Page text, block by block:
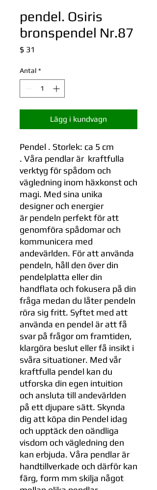
pendel. Osiris
bronspendel Nr.87
$ 31
Antal *
Lägg i kundvagn
Pendel . Storlek: ca 5 cm
. Våra pendlar är kraftfulla
verktyg för spådom och
vägledning inom häxkonst och
magi. Med sina unika
designer och energier
är pendeln perfekt för att
genomföra spådomar och
kommunicera med
andevärlden. För att använda
pendeln, håll den över din
pendelplatta eller din
handflata och fokusera på din
fråga medan du låter pendeln
röra sig fritt. Syftet med att
använda en pendel är att få
svar på frågor om framtiden,
klargöra beslut eller få insikt i
svåra situationer. Med vår
kraftfulla pendel kan du
utforska din egen intuition
och ansluta till andevärlden
på ett djupare sätt. Skynda
dig att köpa din Pendel idag
och upptäck den oändliga
visdom och vägledning den
kan erbjuda. Våra pendlar är
handtillverkade och därför kan
färg, form mm skilja något